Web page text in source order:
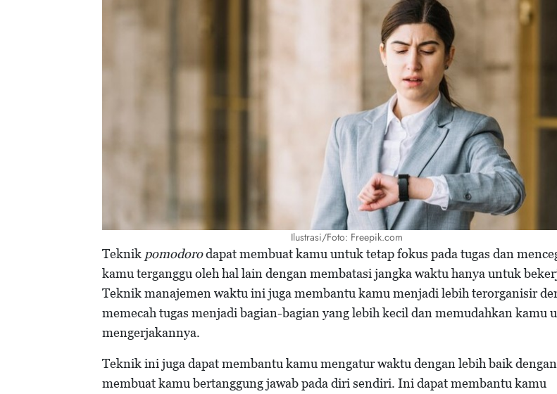
Ilustrasi/Foto: Freepik.com
Teknik pomodorodapat membuat kamu untuk tetap fokus pada tugas dan
kamu terganggu oleh hal lain dengan membatasi jangka waktu hanya untuk
Teknik manajemen waktu ini juga membantu kamu menjadi lebih terorganisir
memecah tugas menjadi bagian-bagian yang lebih kecil dan memudahkan kamu
mengerjakannya.
Teknik ini juga dapat membantu kamu mengatur waktu dengan lebih baik dengan
membuat kamu bertanggung jawab pada diri sendiri. Ini dapat membantu kamu